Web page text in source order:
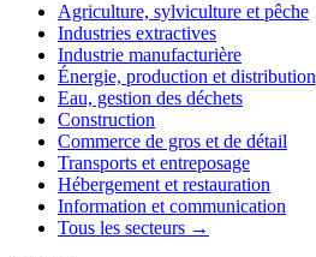
Agriculture, sylviculture et pêche
Industries extractives
Industrie manufacturière
Énergie, production et distribution
Eau, gestion des déchets
Construction
Commerce de gros et de détail
Transports et entreposage
Hébergement et restauration
Information et communication
Tous les secteurs →